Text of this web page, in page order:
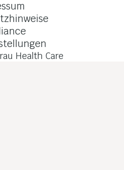
Health Care